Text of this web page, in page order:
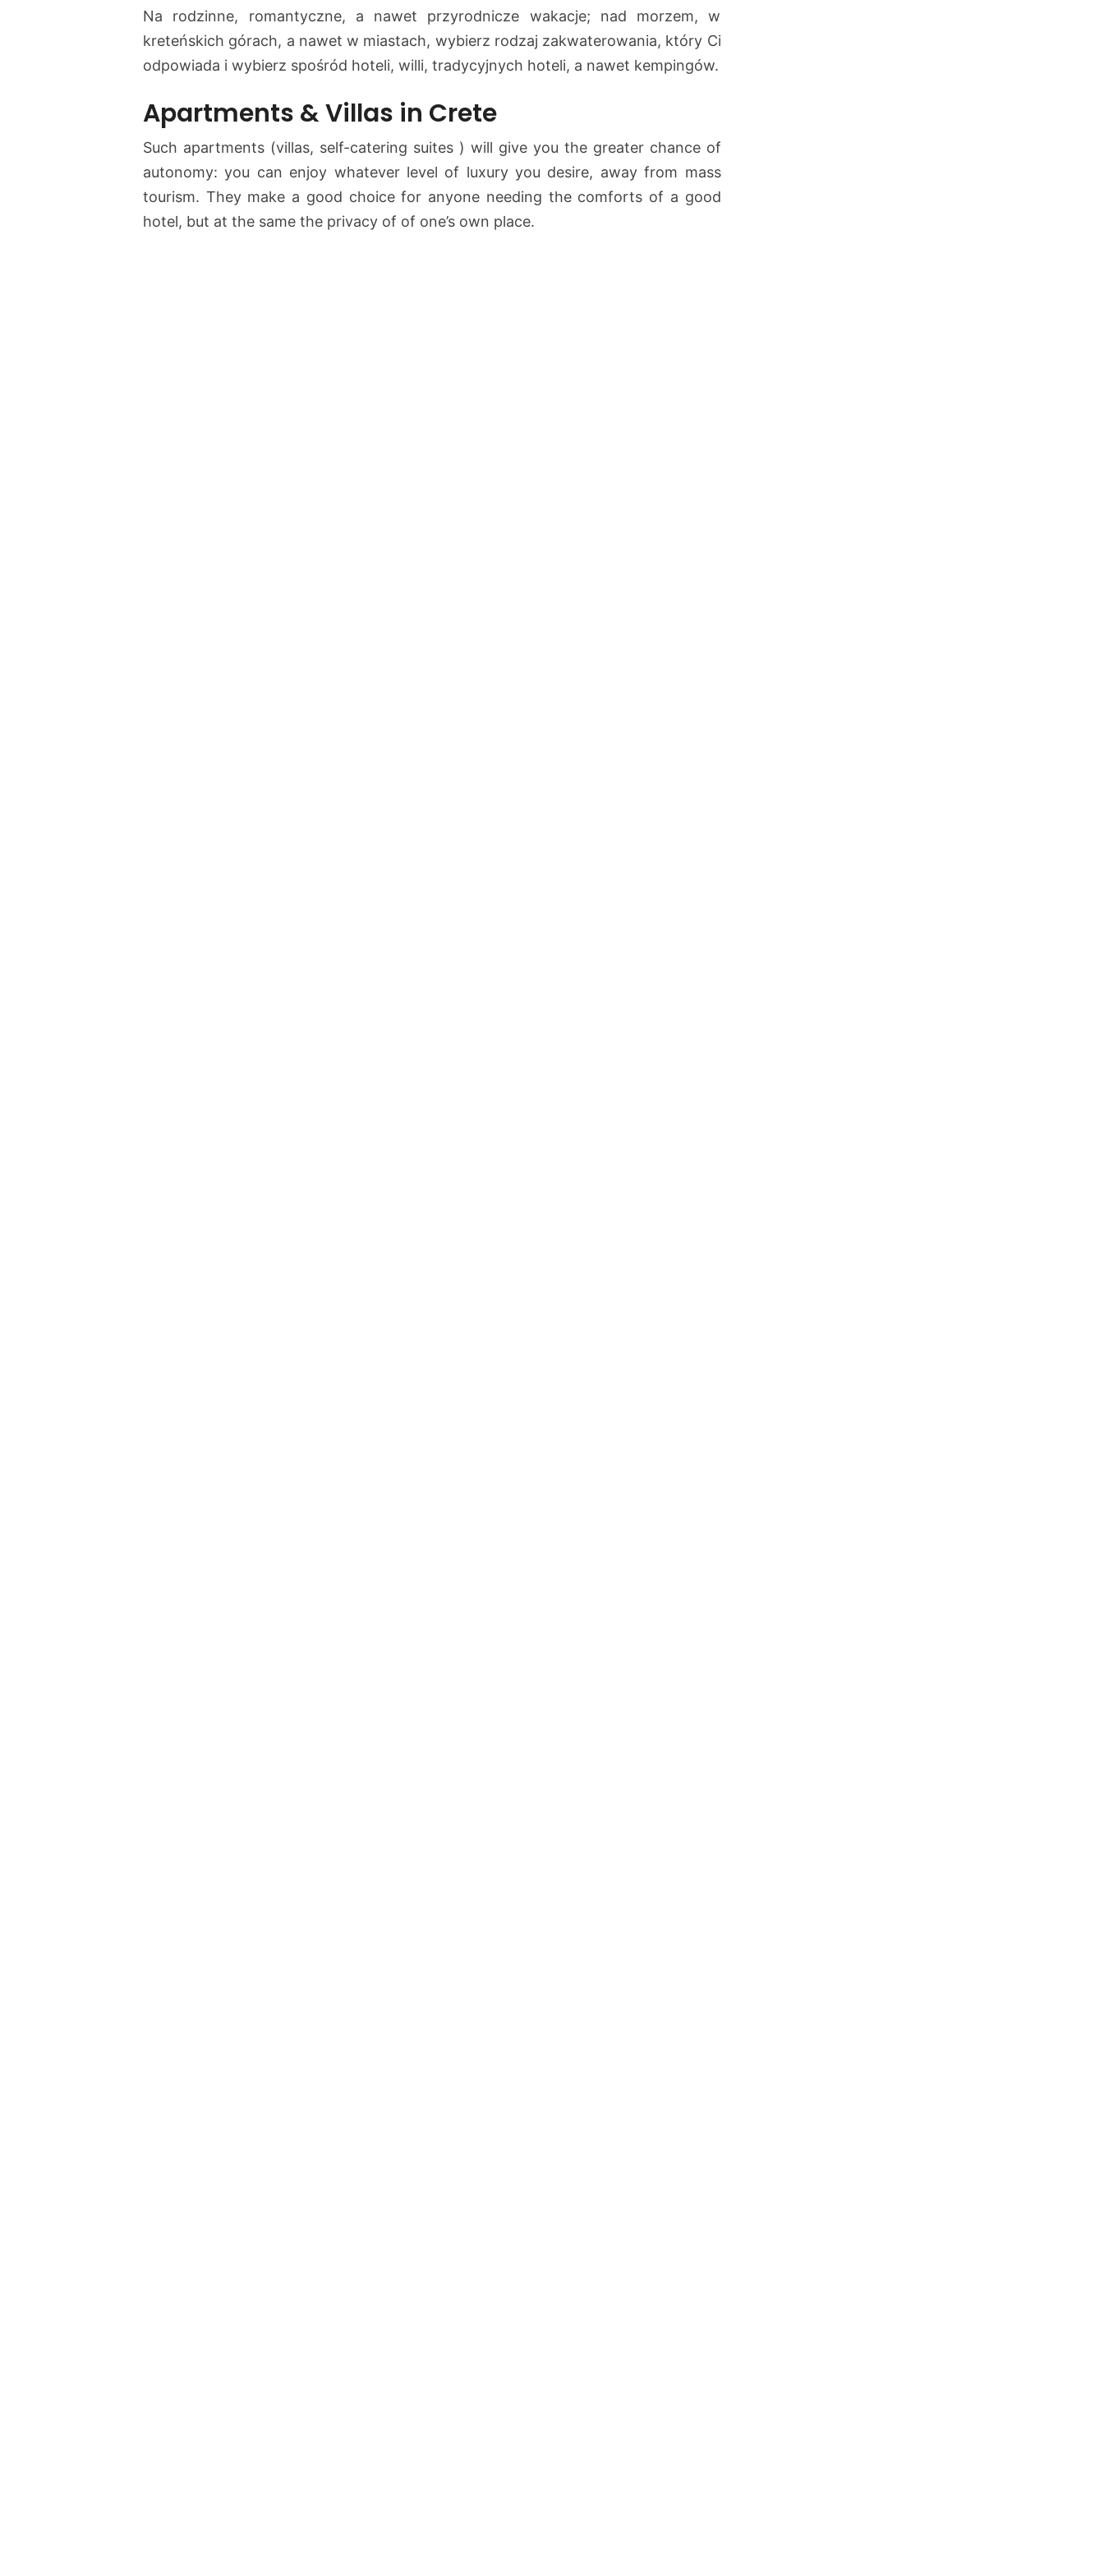
h
o
t
l
e
n
K
r
e
Na rodzinne, romantyczne, a nawet przyrodnicze wakacje; nad morzem, w
kreteńskich górach, a nawet w miastach, wybierz rodzaj zakwaterowania, który Ci
odpowiada i wybierz spośród hoteli, willi, tradycyjnych hoteli, a nawet kempingów.
Apartments & Villas in Crete
Such apartments (villas, self-catering suites ) will give you the greater chance of
autonomy: you can enjoy whatever level of luxury you desire, away from mass
tourism. They make a good choice for anyone needing the comforts of a good
hotel, but at the same the privacy of of one’s own place.